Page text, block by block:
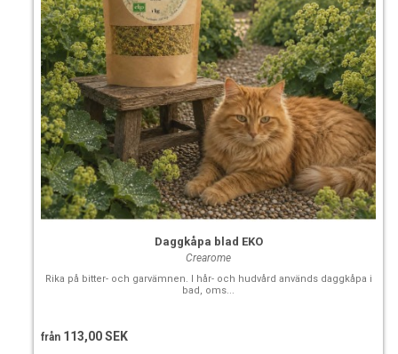
Daggkåpa blad EKO
Crearome
Rika på bitter- och garvämnen. I hår- och hudvård används daggkåpa i
bad, oms...
från 113,00 SEK